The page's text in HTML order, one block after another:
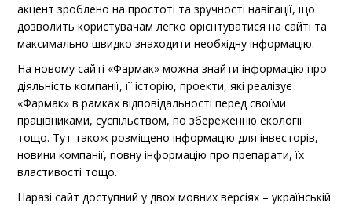
акцент зроблено на простоті та зручності навігації, що
дозволить користувачам легко орієнтуватися на сайті та
максимально швидко знаходити необхідну інформацію.
На новому сайті «Фармак» можна знайти інформацію про
діяльність компанії, її історію, проекти, які реалізує
«Фармак» в рамках відповідальності перед своїми
працівниками, суспільством, по збереженню екології
тощо. Тут також розміщено інформацію для інвесторів,
новини компанії, повну інформацію про препарати, їх
властивості тощо.
Наразі сайт доступний у двох мовних версіях – українській